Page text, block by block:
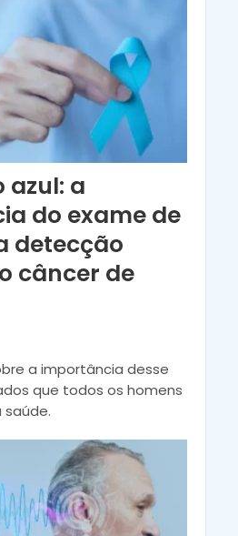
azul: a
do exame de
detecção
câncer de
a importância desse
que todos os homens